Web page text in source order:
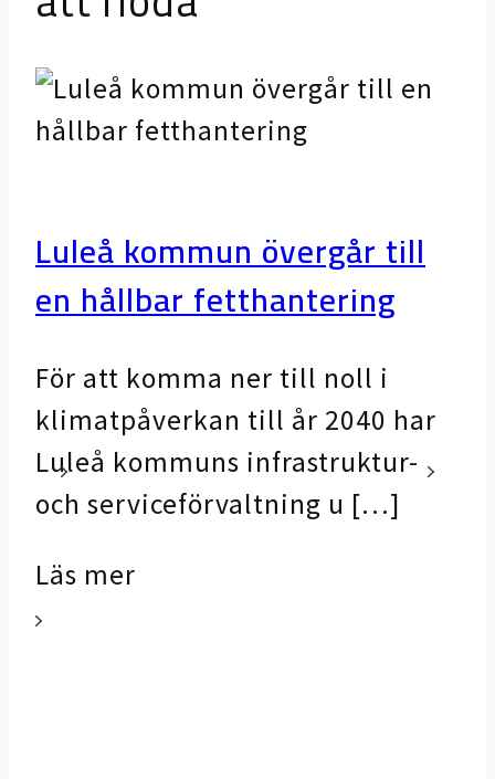
Luleå kommun övergår till
en hållbar fetthantering
För att komma ner till noll i
klimatpåverkan till år 2040 har
Luleå kommuns infrastruktur-
och serviceförvaltning u […]
Läs mer